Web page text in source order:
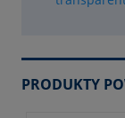
PRODUKTY